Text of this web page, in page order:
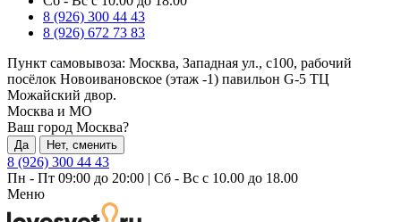
8 (926) 300 44 43
8 (926) 672 73 83
Пункт самовывоза: Москва, Западная ул., с100, рабочий
посёлок Новоивановское (этаж -1) павильон G-5 ТЦ
Можайский двор.
Москва и МО
Ваш город Москва?
Да Нет, сменить
8 (926) 300 44 43
Пн - Пт 09:00 до 20:00 | Сб - Вс с 10.00 до 18.00
Меню